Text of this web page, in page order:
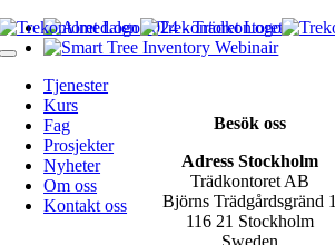
Skip
to
Toggle
NavigationTjenester
Kurs
Fag
Prosjekter
Nyheter
Om oss
Kontakt oss
Besök oss
Adress Stockholm
Trädkontoret AB
Björns Trädgårdsgränd 1
116 21 Stockholm
Sweden